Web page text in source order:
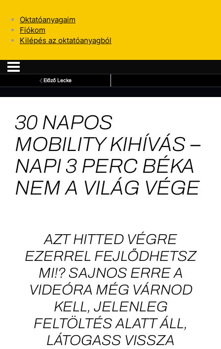
Oktatóanyagaim
Fiókom
Kilépés az oktatóanyagból
Előző Lecke
30 NAPOS
MOBILITY KIHÍVÁS –
NAPI 3 PERC BÉKA
NEM A VILÁG VÉGE
AZT HITTED VÉGRE
EZERREL FEJLŐDHETSZ
MI!? SAJNOS ERRE A
VIDEÓRA MÉG VÁRNOD
KELL, JELENLEG
FELTÖLTÉS ALATT ÁLL,
LÁTOGASS VISSZA